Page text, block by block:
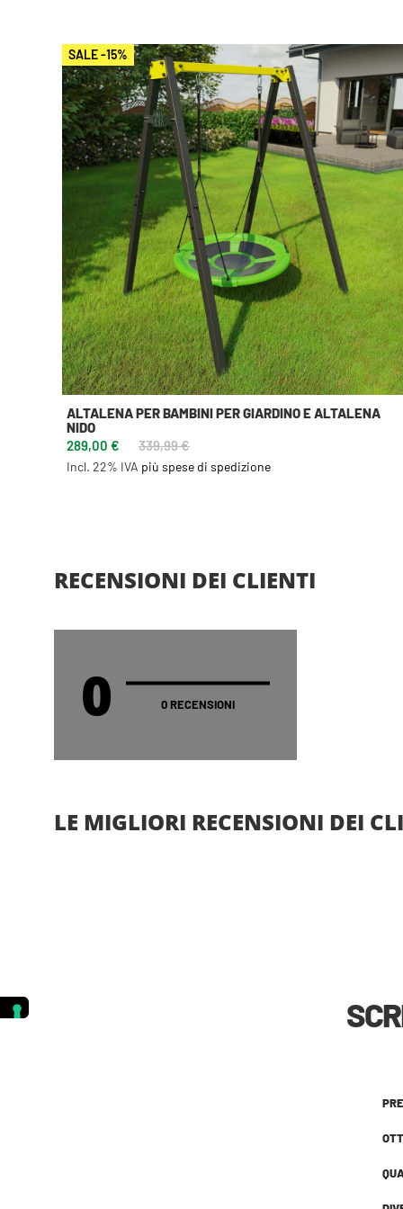
SALE -15%
ALTALENA PER BAMBINI PER GIARDINO E ALTALENA
NIDO
289,00 €
339,99 €
Incl. 22% IVA più spese di spedizione
RECENSIONI DEI CLIENTI
0 0 RECENSIONI
LE MIGLIORI RECENSIONI DEI